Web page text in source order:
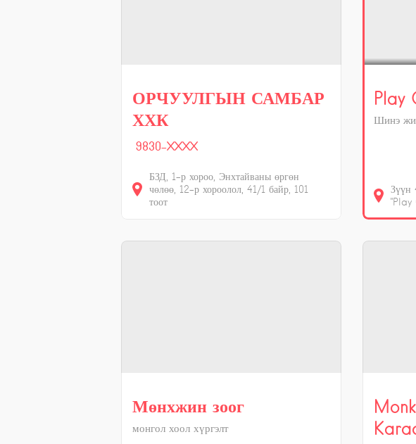
ОРЧУУЛГЫН САМБАР
ХХК
9830-XXXX
БЗД, 1-р хороо, Энхтайваны өргөн
чөлөө, 12-р хороолол, 41/1 байр, 101
тоот
Play
Шинэ
Зүүн
"Play
Мөнхжин зоог
монгол хоол хүргэлт